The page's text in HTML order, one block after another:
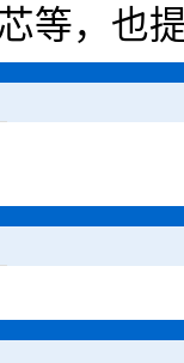
等，也